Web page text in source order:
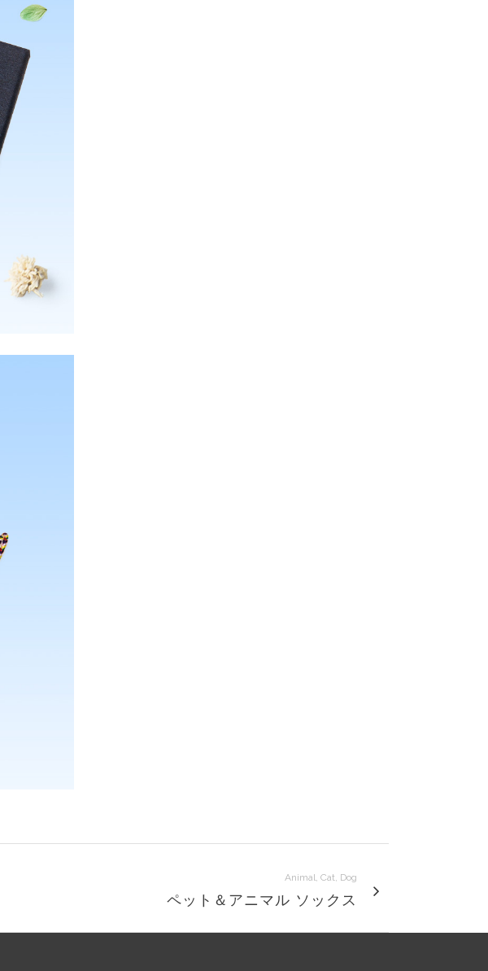
Animal, Cat, Dog
ペット＆アニマル ソックス